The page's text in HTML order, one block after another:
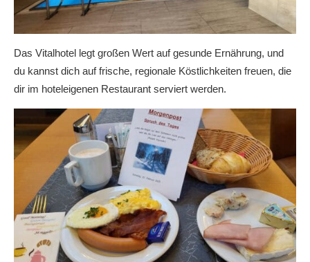
Das Vitalhotel legt großen Wert auf gesunde Ernährung, und
du kannst dich auf frische, regionale Köstlichkeiten freuen, die
dir im hoteleigenen Restaurant serviert werden.